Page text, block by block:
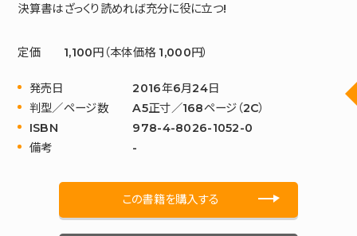
決算書はざっくり読めれば充分に役に立つ!
定価 1,100円（本体価格 1,000円）
発売日
2016年6月24日
判型／ページ数
A5正寸／168ページ（2C）
ISBN
978-4-8026-1052-0
備考
-
この書籍を購入する